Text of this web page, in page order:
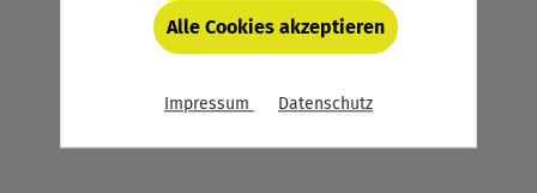
Alle Cookies akzeptieren
Impressum Datenschutz